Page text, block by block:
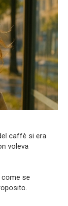
caffè si era
voleva
se